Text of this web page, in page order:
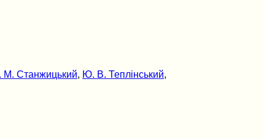
М. Станжицький, Ю. В. Теплінський,